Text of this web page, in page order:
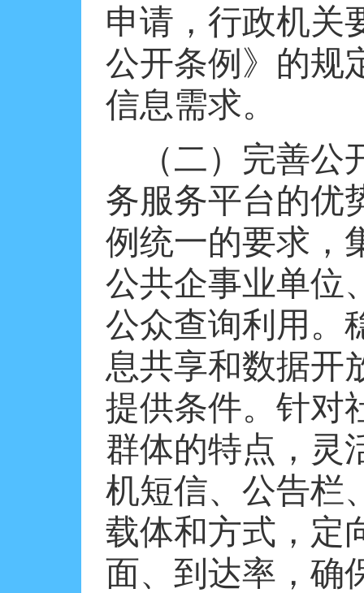
申请，行政机关
公开条例》的规
信息需求。
（二）完善
务服务平台的优
例统一的要求，
公共企事业单位
公众查询利用。
息共享和数据开
提供条件。针对
群体的特点，灵
机短信、公告栏
载体和方式，定
面、到达率，确